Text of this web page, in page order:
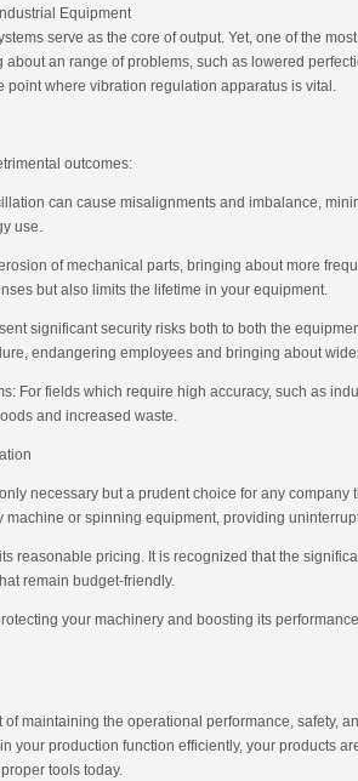
Equipment
serve as the core of output. Yet, one of the
an range of problems, such as lowered
where vibration regulation apparatus is vital.
outcomes:
can cause misalignments and imbalance,
use.
of mechanical parts, bringing about more
but also limits the lifetime in your equipment.
significant security risks both to both the
endangering employees and bringing about
For fields which require high accuracy, such as
and increased waste.
necessary but a prudent choice for any
or spinning equipment, providing
reasonable pricing. It is recognized that the
remain budget-friendly.
your machinery and boosting its
maintaining the operational performance, safety,
your production function efficiently, your products
tools today.